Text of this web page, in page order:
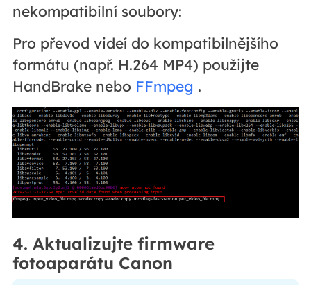
nekompatibilní soubory:
Pro převod videí do kompatibilnějšího
formátu (např. H.264 MP4) použijte
HandBrake nebo FFmpeg .
4. Aktualizujte firmware
fotoaparátu Canon